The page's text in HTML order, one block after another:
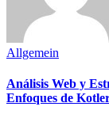
Allgemein
Análisis Web y
Enfoques de